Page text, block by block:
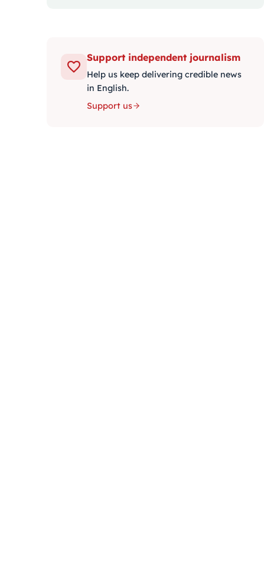
Support independent journalism
Help us keep delivering credible news
in English.
Support us